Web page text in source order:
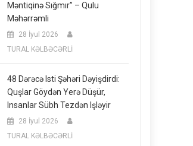
Məntiqinə Sığmır” – Qulu
Məhərrəmli
28 İyul 2026
TURAL KƏLBƏCƏRLİ
48 Dərəcə Isti Şəhəri Dəyişdirdi:
Quşlar Göydən Yerə Düşür,
Insanlar Sübh Tezdən Işləyir
28 İyul 2026
TURAL KƏLBƏCƏRLİ